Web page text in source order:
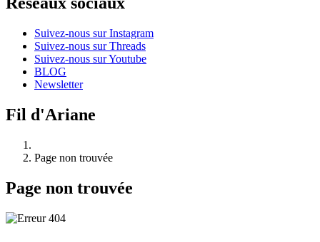
Suivez-nous sur Instagram
Suivez-nous sur Threads
Suivez-nous sur Youtube
BLOG
Newsletter
Fil d'Ariane
Page non trouvée
Page non trouvée